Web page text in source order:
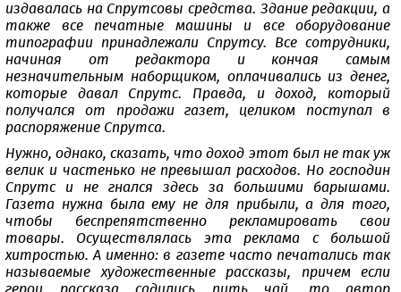
издавалась на Спрутсовы средства. Здание редакции, а
также все печатные машины и все оборудование
типографии принадлежали Спрутсу. Все сотрудники,
начиная от редактора и кончая самым
незначительным наборщиком, оплачивались из денег,
которые давал Спрутс. Правда, и доход, который
получался от продажи газет, целиком поступал в
распоряжение Спрутса.
Нужно, однако, сказать, что доход этот был не так уж
велик и частенько не превышал расходов. Но господин
Спрутс и не гнался здесь за большими барышами.
Газета нужна была ему не для прибыли, а для того,
чтобы беспрепятственно рекламировать свои
товары. Осуществлялась эта реклама с большой
хитростью. А именно: в газете часто печатались так
называемые художественные рассказы, причем если